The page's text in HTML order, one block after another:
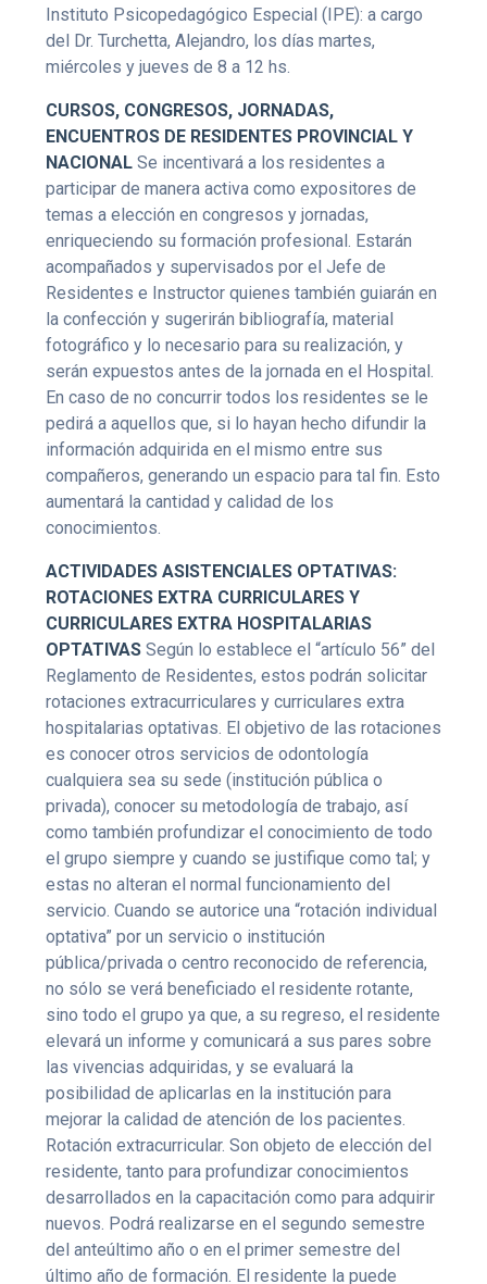
Instituto Psicopedagógico Especial (IPE): a cargo
del Dr. Turchetta, Alejandro, los días martes,
miércoles y jueves de 8 a 12 hs.
CURSOS, CONGRESOS, JORNADAS,
ENCUENTROS DE RESIDENTES PROVINCIAL Y
NACIONAL Se incentivará a los residentes a
participar de manera activa como expositores de
temas a elección en congresos y jornadas,
enriqueciendo su formación profesional. Estarán
acompañados y supervisados por el Jefe de
Residentes e Instructor quienes también guiarán en
la confección y sugerirán bibliografía, material
fotográfico y lo necesario para su realización, y
serán expuestos antes de la jornada en el Hospital.
En caso de no concurrir todos los residentes se le
pedirá a aquellos que, si lo hayan hecho difundir la
información adquirida en el mismo entre sus
compañeros, generando un espacio para tal fin. Esto
aumentará la cantidad y calidad de los
conocimientos.
ACTIVIDADES ASISTENCIALES OPTATIVAS:
ROTACIONES EXTRA CURRICULARES Y
CURRICULARES EXTRA HOSPITALARIAS
OPTATIVAS Según lo establece el “artículo 56” del
Reglamento de Residentes, estos podrán solicitar
rotaciones extracurriculares y curriculares extra
hospitalarias optativas. El objetivo de las rotaciones
es conocer otros servicios de odontología
cualquiera sea su sede (institución pública o
privada), conocer su metodología de trabajo, así
como también profundizar el conocimiento de todo
el grupo siempre y cuando se justifique como tal; y
estas no alteran el normal funcionamiento del
servicio. Cuando se autorice una “rotación individual
optativa” por un servicio o institución
pública/privada o centro reconocido de referencia,
no sólo se verá beneficiado el residente rotante,
sino todo el grupo ya que, a su regreso, el residente
elevará un informe y comunicará a sus pares sobre
las vivencias adquiridas, y se evaluará la
posibilidad de aplicarlas en la institución para
mejorar la calidad de atención de los pacientes.
Rotación extracurricular. Son objeto de elección del
residente, tanto para profundizar conocimientos
desarrollados en la capacitación como para adquirir
nuevos. Podrá realizarse en el segundo semestre
del anteúltimo año o en el primer semestre del
último año de formación. El residente la puede